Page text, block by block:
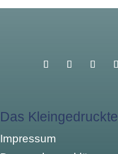
Das Kleingedruckte
Impressum